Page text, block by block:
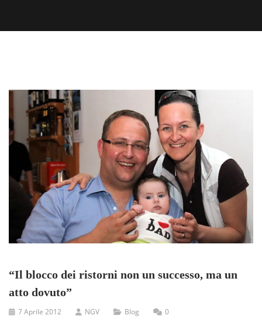
“Il blocco dei ristorni non un successo, ma un
atto dovuto”
7 Aprile 2012 NGV Blog 0